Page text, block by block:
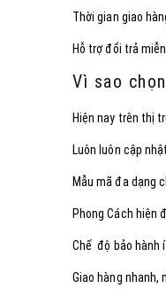
Thời gian giao
Hỗ trợ đổi trả
Vì sao
Hiện nay trên thị
Luôn luôn cập
Mẫu mã đa dạng
Phong Cách hiện
Chế độ bảo hành
Giao hàng nhanh,